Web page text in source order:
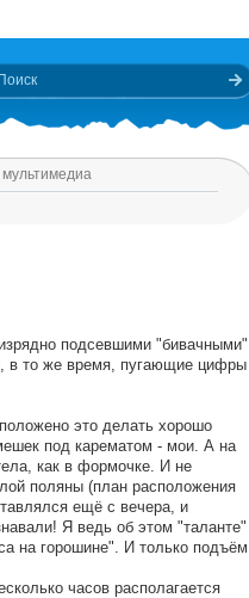
мультимедиа
подсевшими "бивачными"
в то же время, пугающие цифры
это делать хорошо
под карематом - мои. А на
как в формочке. И не
поляны (план расположения
ещё с вечера, и
Я ведь об этом "таланте"
на горошине". И только подъём
часов располагается